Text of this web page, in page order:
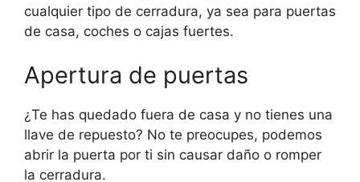
cualquier tipo de cerradura, ya sea para puertas
de casa, coches o cajas fuertes.
Apertura de puertas
¿Te has quedado fuera de casa y no tienes una
llave de repuesto? No te preocupes, podemos
abrir la puerta por ti sin causar daño o romper
la cerradura.